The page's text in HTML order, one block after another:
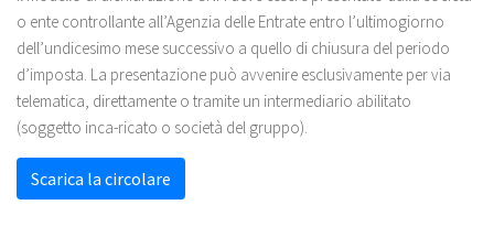
o ente controllante all’Agenzia delle Entrate entro l’ultimogiorno
dell’undicesimo mese successivo a quello di chiusura del periodo
d’imposta. La presentazione può avvenire esclusivamente per via
telematica, direttamente o tramite un intermediario abilitato
(soggetto inca-ricato o società del gruppo).
Scarica la circolare